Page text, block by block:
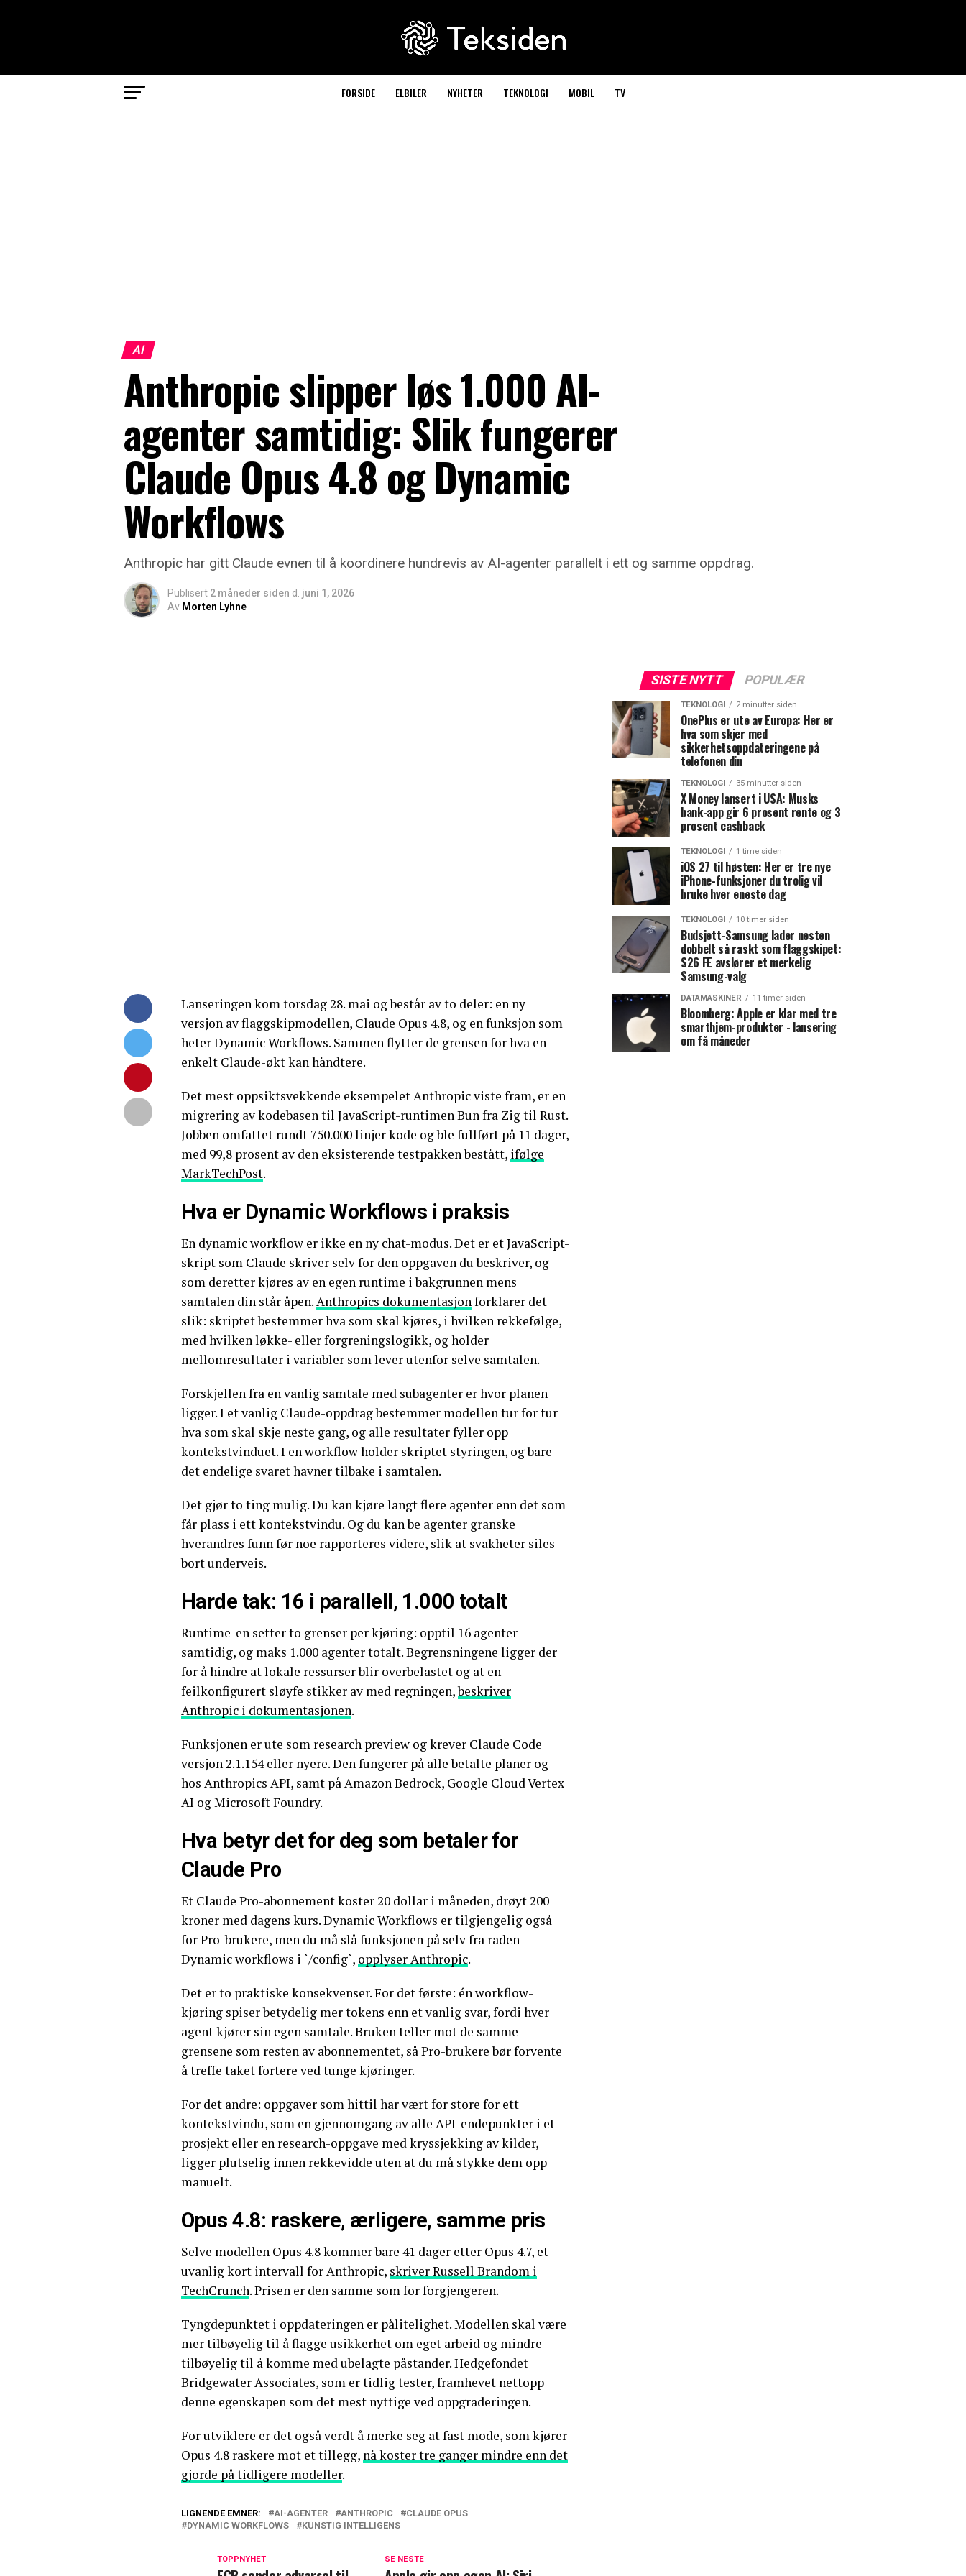
FORSIDE ELBILER NYHETER TEKNOLOGI MOBIL TV
AI
Anthropic slipper løs 1.000 AI-
agenter samtidig: Slik fungerer
Claude Opus 4.8 og Dynamic
Workflows
Anthropic har gitt Claude evnen til å koordinere hundrevis av AI-agenter parallelt i ett og samme oppdrag.
Publisert 2 måneder siden d. juni 1, 2026
Av Morten Lyhne
Lanseringen kom torsdag 28. mai og består av to deler: en ny
versjon av flaggskipmodellen, Claude Opus 4.8, og en funksjon som
heter Dynamic Workflows. Sammen flytter de grensen for hva en
enkelt Claude-økt kan håndtere.
Det mest oppsiktsvekkende eksempelet Anthropic viste fram, er en
migrering av kodebasen til JavaScript-runtimen Bun fra Zig til Rust.
Jobben omfattet rundt 750.000 linjer kode og ble fullført på 11 dager,
med 99,8 prosent av den eksisterende testpakken bestått, ifølge
MarkTechPost.
Hva er Dynamic Workflows i praksis
En dynamic workflow er ikke en ny chat-modus. Det er et JavaScript-
skript som Claude skriver selv for den oppgaven du beskriver, og
som deretter kjøres av en egen runtime i bakgrunnen mens
samtalen din står åpen.Anthropics dokumentasjonforklarer det
slik: skriptet bestemmer hva som skal kjøres, i hvilken rekkefølge,
med hvilken løkke- eller forgreningslogikk, og holder
mellomresultater i variabler som lever utenfor selve samtalen.
Forskjellen fra en vanlig samtale med subagenter er hvor planen
ligger. I et vanlig Claude-oppdrag bestemmer modellen tur for tur
hva som skal skje neste gang, og alle resultater fyller opp
kontekstvinduet. I en workflow holder skriptet styringen, og bare
det endelige svaret havner tilbake i samtalen.
Det gjør to ting mulig. Du kan kjøre langt flere agenter enn det som
får plass i ett kontekstvindu. Og du kan be agenter granske
hverandres funn før noe rapporteres videre, slik at svakheter siles
bort underveis.
Harde tak: 16 i parallell, 1.000 totalt
Runtime-en setter to grenser per kjøring: opptil 16 agenter
samtidig, og maks 1.000 agenter totalt. Begrensningene ligger der
for å hindre at lokale ressurser blir overbelastet og at en
feilkonfigurert sløyfe stikker av med regningen,beskriver
Anthropic i dokumentasjonen.
Funksjonen er ute som research preview og krever Claude Code
versjon 2.1.154 eller nyere. Den fungerer på alle betalte planer og
hos Anthropics API, samt på Amazon Bedrock, Google Cloud Vertex
AI og Microsoft Foundry.
Hva betyr det for deg som betaler for
Claude Pro
Et Claude Pro-abonnement koster 20 dollar i måneden, drøyt 200
kroner med dagens kurs. Dynamic Workflows er tilgjengelig også
for Pro-brukere, men du må slå funksjonen på selv fra raden
Dynamic workflows i `/config`, opplyser Anthropic.
Det er to praktiske konsekvenser. For det første: én workflow-
kjøring spiser betydelig mer tokens enn et vanlig svar, fordi hver
agent kjører sin egen samtale. Bruken teller mot de samme
grensene som resten av abonnementet, så Pro-brukere bør forvente
å treffe taket fortere ved tunge kjøringer.
For det andre: oppgaver som hittil har vært for store for ett
kontekstvindu, som en gjennomgang av alle API-endepunkter i et
prosjekt eller en research-oppgave med kryssjekking av kilder,
ligger plutselig innen rekkevidde uten at du må stykke dem opp
manuelt.
Opus 4.8: raskere, ærligere, samme pris
Selve modellen Opus 4.8 kommer bare 41 dager etter Opus 4.7, et
uvanlig kort intervall for Anthropic, skriver Russell Brandom i
TechCrunch. Prisen er den samme som for forgjengeren.
Tyngdepunktet i oppdateringen er pålitelighet. Modellen skal være
mer tilbøyelig til å flagge usikkerhet om eget arbeid og mindre
tilbøyelig til å komme med ubelagte påstander. Hedgefondet
Bridgewater Associates, som er tidlig tester, framhevet nettopp
denne egenskapen som det mest nyttige ved oppgraderingen.
For utviklere er det også verdt å merke seg at fast mode, som kjører
Opus 4.8 raskere mot et tillegg, nå koster tre ganger mindre enn det
gjorde på tidligere modeller.
LIGNENDE EMNER: AI-AGENTER ANTHROPIC
CLAUDE OPUS
DYNAMIC WORKFLOWS
KUNSTIG INTELLIGENS
SE NESTE
TOPPNYHET
SISTE NYTT POPULÆR
TEKNOLOGI 2 minutter siden
OnePlus er ute av Europa: Her er
hva som skjer med
sikkerhetsoppdateringene på
telefonen din
TEKNOLOGI 35 minutter siden
X Money lansert i USA: Musks
bank-app gir 6 prosent rente og 3
prosent cashback
TEKNOLOGI 1 time siden
iOS 27 til høsten: Her er tre nye
iPhone-funksjoner du trolig vil
bruke hver eneste dag
TEKNOLOGI 10 timer siden
Budsjett-Samsung lader nesten
dobbelt så raskt som flaggskipet:
S26 FE avslører et merkelig
Samsung-valg
DATAMASKINER 11 timer siden
Bloomberg: Apple er klar med tre
smarthjem-produkter - lansering
om få måneder